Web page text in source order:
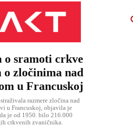
o sramoti crkve
o zločinima nad
u Francuskoj
razmere zločina nad
u Francuskoj, objavila je
je od 1950. bilo 216.000
crkvenih zvaničnika.